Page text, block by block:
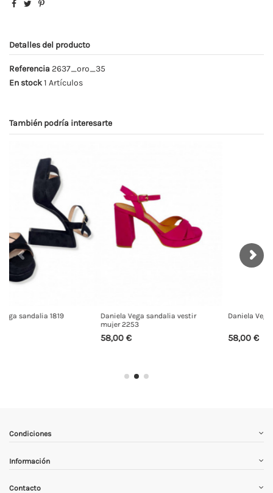
Detalles del producto
Referencia 2637_oro_35
En stock1 Artículos
También podría interesarte
sandalia vestir
Daniela Vega sandalia 2253
58,00 €
Daniela Vega
69,00 €
Condiciones
Información
Contacto